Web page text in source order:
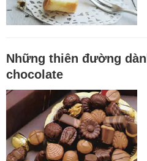
Những thiên đường
chocolate